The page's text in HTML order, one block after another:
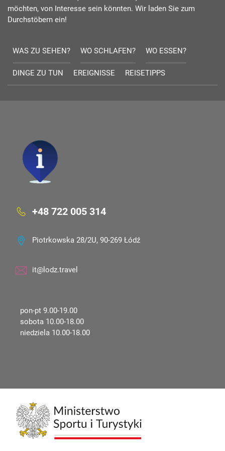
möchten, von Interesse sein könnten. Wir laden Sie zum
Durchstöbern ein!
WAS ZU SEHEN? WO SCHLAFEN? WO ESSEN?
DINGE ZU TUN EREIGNISSE REISETIPPS
+48 722 005 314
Piotrkowska 28/2U, 90-269 Łódź
it@lodz.travel
pon-pt 9.00-19.00
sobota 10.00-18.00
niedziela 10.00-18.00